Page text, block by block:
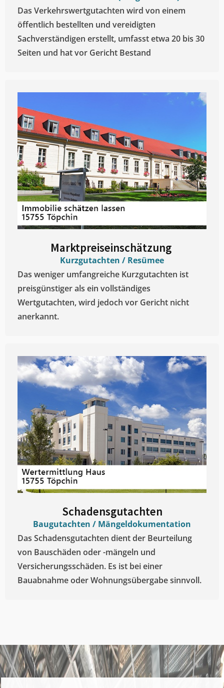
Das Verkehrswertgutachten wird von einem
öffentlich bestellten und vereidigten
Sachverständigen erstellt, umfasst etwa 20 bis 30
Seiten und hat vor Gericht Bestand
Marktpreiseinschätzung ​
Kurzgutachten / Resümee
Das weniger umfangreiche Kurzgutachten ist
preisgünstiger als ein vollständiges
Wertgutachten, wird jedoch vor Gericht nicht
anerkannt.
Schadensgutachten
Baugutachten / Mängeldokumentation
Das Schadensgutachten dient der Beurteilung
von Bauschäden oder -mängeln und
Versicherungsschäden. Es ist bei einer
Bauabnahme oder Wohnungsübergabe sinnvoll.